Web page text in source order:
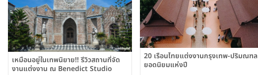
เหมือนอยู่ในเทพนิยาย!! รีวิวสถานที่จัด
งานแต่งงาน ณ Benedict Studio
20 เรือนไทยแต่งงานกรุงเทพ-ปริมณฑล
ยอดนิยมแห่งปี